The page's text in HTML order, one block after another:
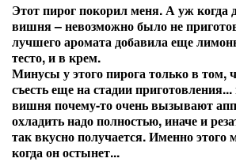
Этот пирог покорил меня. А уж когда
вишня – невозможно было не
лучшего аромата добавила еще
тесто, и в крем.
Минусы у этого пирога только в том,
съесть еще на стадии
вишня почему-то очень вызывают
охладить надо полностью, иначе и
так вкусно получается. Именно этого
когда он остынет...